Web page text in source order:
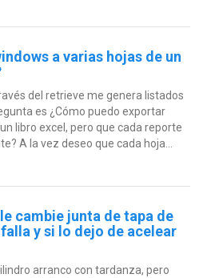
a varias hojas de un
del retrieve me genera listados
es ¿Cómo puedo exportar
libro excel, pero que cada reporte
A la vez deseo que cada hoja...
cambie junta de tapa de
y si lo dejo de acelear
arranco con tardanza, pero